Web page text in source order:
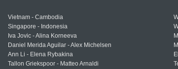
Vietnam - Cambodia
Singapore - Indonesia
Iva Jovic - Alina Korneeva
Daniel Merida Aguilar - Alex Michelsen
Ann Li - Elena Rybakina
Tallon Griekspoor - Matteo Arnaldi